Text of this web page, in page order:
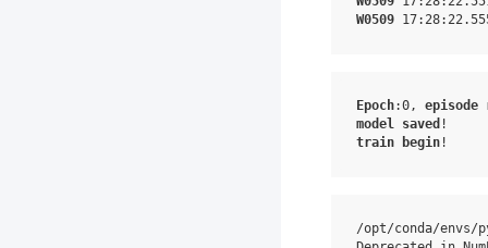
W0509 17:28
Epoch:0 , episode
model
saved
train
begin
/opt/conda/envs/